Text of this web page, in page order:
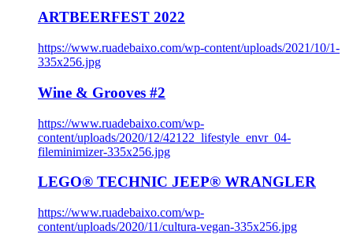
ARTBEERFEST 2022
https://www.ruadebaixo.com/wp-content/uploads/2021/10/1-
335x256.jpg
Wine & Grooves #2
https://www.ruadebaixo.com/wp-
content/uploads/2020/12/42122_lifestyle_envr_04-
fileminimizer-335x256.jpg
LEGO® TECHNIC JEEP® WRANGLER
https://www.ruadebaixo.com/wp-
content/uploads/2020/11/cultura-vegan-335x256.jpg